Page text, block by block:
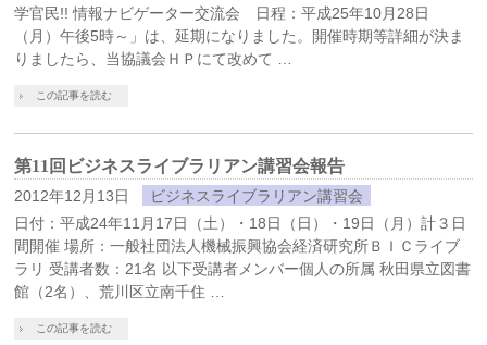
学官民!! 情報ナビゲーター交流会 日程：平成25年10月28日
（月）午後5時～」は、延期になりました。開催時期等詳細が決ま
りましたら、当協議会ＨＰにて改めて …
この記事を読む
第11回ビジネスライブラリアン講習会報告
2012年12月13日
ビジネスライブラリアン講習会
日付：平成24年11月17日（土）・18日（日）・19日（月）計３日
間開催 場所：一般社団法人機械振興協会経済研究所ＢＩＣライブ
ラリ 受講者数：21名 以下受講者メンバー個人の所属 秋田県立図書
館（2名）、荒川区立南千住 …
この記事を読む